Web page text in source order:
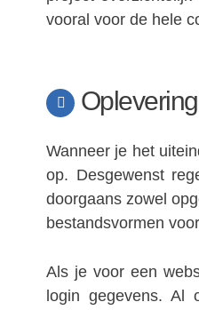
vooral voor de hele
Oplevering
Wanneer je het
op. Desgewenst
doorgaans zowel
bestandsvormen
Als je voor een
login gegevens. Al